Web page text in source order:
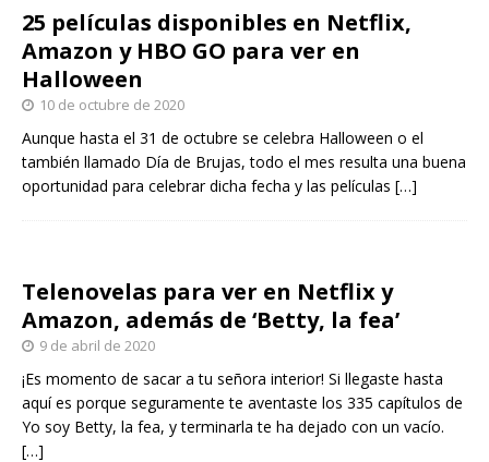
25 películas disponibles en Netflix,
Amazon y HBO GO para ver en
Halloween
10 de octubre de 2020
Aunque hasta el 31 de octubre se celebra Halloween o el
también llamado Día de Brujas, todo el mes resulta una buena
oportunidad para celebrar dicha fecha y las películas […]
Telenovelas para ver en Netflix y
Amazon, además de ‘Betty, la fea’
9 de abril de 2020
¡Es momento de sacar a tu señora interior! Si llegaste hasta
aquí es porque seguramente te aventaste los 335 capítulos de
Yo soy Betty, la fea, y terminarla te ha dejado con un vacío.
[…]